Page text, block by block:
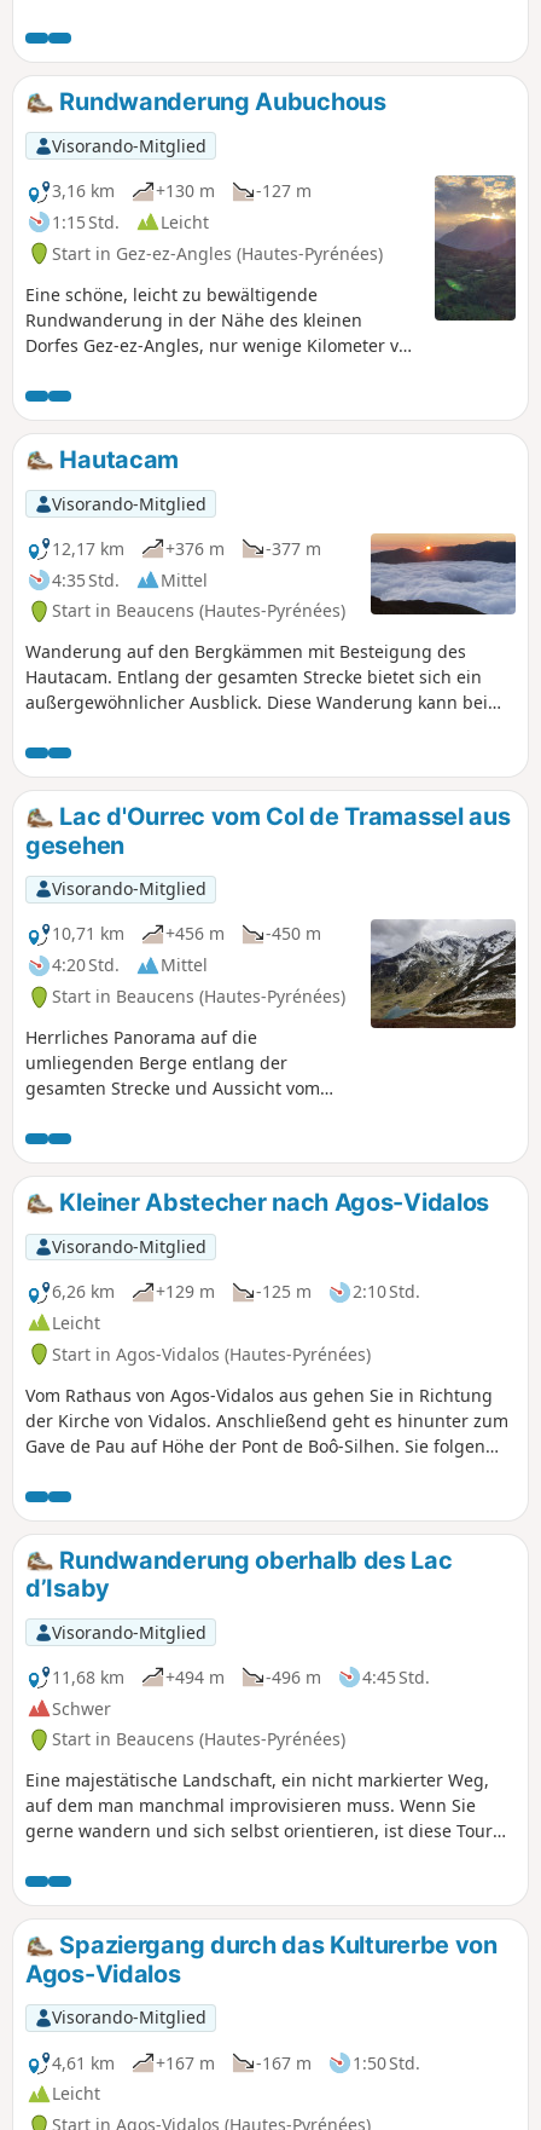
sich vor der Sonne zu schützen, da ein großer Teil der
Strecke ungeschützt ist. Ein Schutz vor Wind und Regen
wird ebenfalls dringend empfohlen.
Rundwanderung Aubuchous
Visorando-Mitglied
3,16 km
+130 m
-127 m
1:15 Std.
Leicht
Start in Gez-ez-Angles (Hautes-Pyrénées)
Eine schöne, leicht zu bewältigende
Rundwanderung in der Nähe des kleinen
Dorfes Gez-ez-Angles, nur wenige Kilometer von
Bergrücken bis zum kleinen Gipfel von
Aubuchous, wo Sie einen weiten Blick über das
Vorgebirge und die Pyrenäen genießen können,
bevor Sie auf einem bewaldeten Weg zum Dorf
zurückkehren.
Hautacam
Visorando-Mitglied
12,17 km
+376 m
-377 m
4:35 Std.
Mittel
Start in Beaucens (Hautes-Pyrénées)
Wanderung auf den Bergkämmen mit Besteigung des
Hautacam. Entlang der gesamten Strecke bietet sich ein
außergewöhnlicher Ausblick. Diese Wanderung kann bei
nicht markierte Wanderung erfordert einen guten
Orientierungssinn und eine GPX-Route.
Lac d'Ourrec vom Col de Tramassel aus
gesehen
Visorando-Mitglied
10,71 km
+456 m
-450 m
4:20 Std.
Mittel
Start in Beaucens (Hautes-Pyrénées)
Herrliches Panorama auf die
umliegenden Berge entlang der
gesamten Strecke und Aussicht vom
Kleiner Abstecher nach Agos-Vidalos
Visorando-Mitglied
6,26 km
+129 m -125 m
2:10 Std.
Leicht
Start in Agos-Vidalos (Hautes-Pyrénées)
Vom Rathaus von Agos-Vidalos aus gehen Sie in Richtung
der Kirche von Vidalos. Anschließend geht es hinunter zum
Gave de Pau auf Höhe der Pont de Boô-Silhen. Sie folgen
zum Turm von Vidalos. Der Turm kann kostenlos bestiegen
werden, von wo aus man einen herrlichen Blick auf das Tal
von Argelès und die Pyrenäen hat. Der Rückweg führt
entlang des Gave de Pau.
Rundwanderung oberhalb des Lac
d’Isaby
Visorando-Mitglied
11,68 km
+494 m -496 m
4:45 Std.
Schwer
Start in Beaucens (Hautes-Pyrénées)
Eine majestätische Landschaft, ein nicht markierter Weg,
auf dem man manchmal improvisieren muss. Wenn Sie
gerne wandern und sich selbst orientieren, ist diese Tour
Familien mit Kindern zu empfehlen.Begeben Sie sich nicht
auf diese Wanderung, wenn in diesem Gebiet häufig Nebel
herrscht.GPX-Track empfohlen.
Spaziergang durch das Kulturerbe von
Agos-Vidalos
Visorando-Mitglied
4,61 km
+167 m -167 m
1:50 Std.
Leicht
Start in Agos-Vidalos (Hautes-Pyrénées)